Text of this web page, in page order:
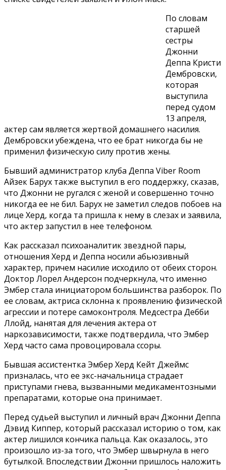
По словам
старшей
сестры
Джонни
Деппа Кристи
Дембровски,
которая
выступила
перед судом
13 апреля,
актер сам является жертвой домашнего насилия.
Дембровски убеждена, что ее брат никогда бы не
применил физическую силу против жены.
Бывший администратор клуба Деппа Viber Room
Айзек Барух также выступил в его поддержку, сказав,
что Джонни не ругался с женой и совершенно точно
никогда ее не бил. Барух не заметил следов побоев на
лице Херд, когда та пришла к нему в слезах и заявила,
что актер запустил в нее телефоном.
Как рассказал психоаналитик звездной пары,
отношения Херд и Деппа носили абьюзивный
характер, причем насилие исходило от обеих сторон.
Доктор Лорел Андерсон подчеркнула, что именно
Эмбер стала инициатором большинства разборок. По
ее словам, актриса склонна к проявлению физической
агрессии и потере самоконтроля. Медсестра Дебби
Ллойд, нанятая для лечения актера от
наркозависимости, также подтвердила, что Эмбер
Херд часто сама провоцировала ссоры.
Бывшая ассистентка Эмбер Херд Кейт Джеймс
призналась, что ее экс-начальница страдает
приступами гнева, вызванными медикаментозными
препаратами, которые она принимает.
Перед судьей выступил и личный врач Джонни Деппа
Дэвид Киппер, который рассказал историю о том, как
актер лишился кончика пальца. Как оказалось, это
произошло из-за того, что Эмбер швырнула в него
бутылкой. Впоследствии Джонни пришлось наложить